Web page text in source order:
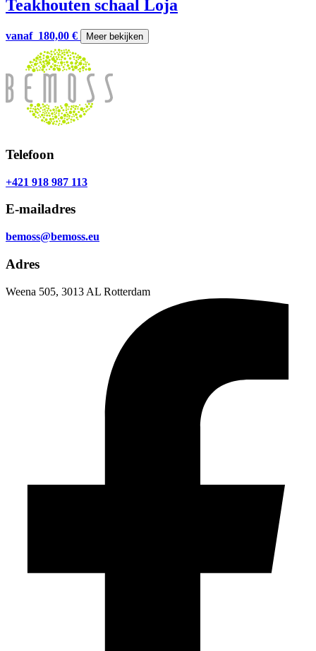
Teakhouten schaal Loja
vanaf 180,00 € Meer bekijken
Telefoon
+421 918 987 113
E-mailadres
bemoss@bemoss.eu
Adres
Weena 505, 3013 AL Rotterdam